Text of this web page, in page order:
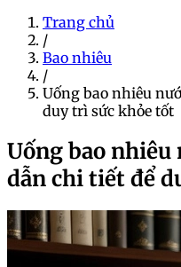
Trang chủ
/
Bao nhiêu
/
Uống bao nhiêu
duy trì sức khỏe tốt
Uống bao nhiêu
dẫn chi tiết để